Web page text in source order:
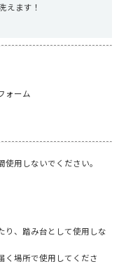
えます！
ォーム
使用しないでください。
、踏み台として使用しな
場所で使用してくださ